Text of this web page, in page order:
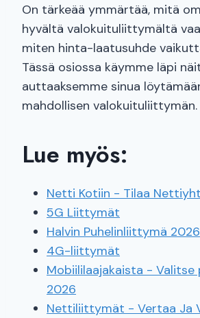
On tärkeää ymmärtää, mitä
hyvältä valokuituliittymältä
miten hinta-laatusuhde
Tässä osiossa käymme läpi
auttaaksemme sinua
mahdollisen valokuituliittymän.
Lue myös:
Netti Kotiin - Tilaa
5G Liittymät
Halvin Puhelinliittymä 2026
4G-liittymät
Mobiililaajakaista - Valitse
2026
Nettiliittymät - Vertaa Ja